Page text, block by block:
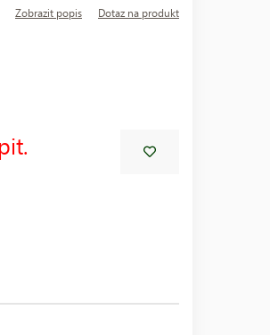
Zobrazit popis Dotaz na produkt